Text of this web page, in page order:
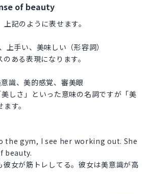
of beauty
上記のように表せます。
手い、美味しい（形容詞）
ある表現になります。
識、美的感覚、審美眼
しさ」といった意味の名詞ですが「美
す。
the gym, I see her working out. She
beauty.
彼女が筋トレしてる。彼女は美意識が高